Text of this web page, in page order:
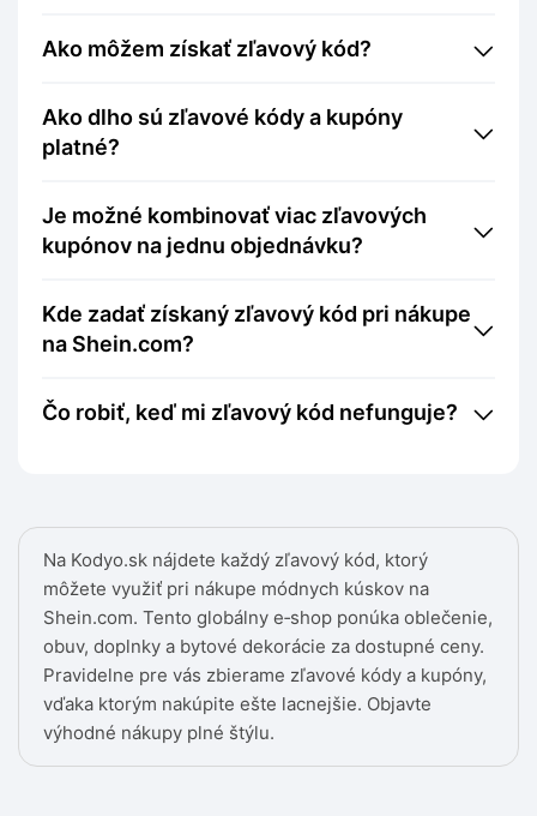
Na Kodyo.sk nájdete každý zľavový kód, ktorý
môžete využiť pri nákupe módnych kúskov na
Shein.com. Tento globálny e‑shop ponúka oblečenie,
obuv, doplnky a bytové dekorácie za dostupné ceny.
Pravidelne pre vás zbierame zľavové kódy a kupóny,
vďaka ktorým nakúpite ešte lacnejšie. Objavte
výhodné nákupy plné štýlu.
Ako môžem získať zľavový kód?
Ako dlho sú zľavové kódy a kupóny
platné?
Je možné kombinovať viac zľavových
kupónov na jednu objednávku?
Kde zadať získaný zľavový kód pri nákupe
na Shein.com?
Čo robiť, keď mi zľavový kód nefunguje?